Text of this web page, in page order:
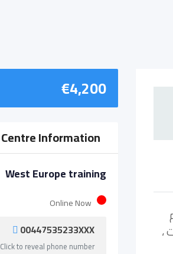
،
€4,200
Centre Information
West Europe training
Online Now
00447535233XXX
Click to reveal phone number